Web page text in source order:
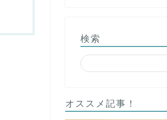
検索
オススメ記事！